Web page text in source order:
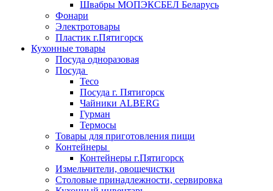
Швабры МОПЭКСБЕЛ Беларусь
Фонари
Электротовары
Пластик г.Пятигорск
Кухонные товары
Посуда одноразовая
Посуда
Teco
Посуда г. Пятигорск
Чайники ALBERG
Гурман
Термосы
Товары для приготовления пищи
Контейнеры
Контейнеры г.Пятигорск
Измельчители, овощечистки
Столовые принадлежности, сервировка